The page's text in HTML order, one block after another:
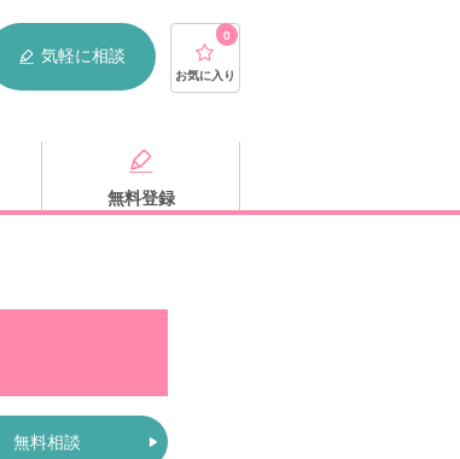
気軽に相談
0
お気に入り
無料登録
無料相談